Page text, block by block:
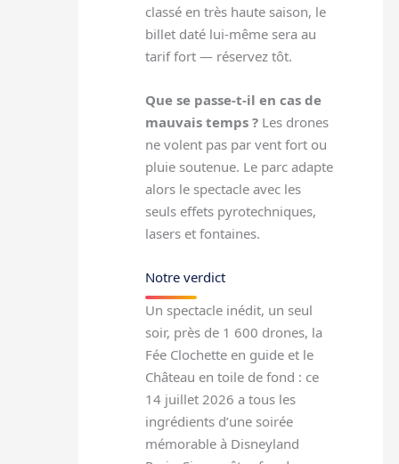
classé en très haute saison, le
billet daté lui-même sera au
tarif fort — réservez tôt.
Que se passe-t-il en cas de
mauvais temps ? Les drones
ne volent pas par vent fort ou
pluie soutenue. Le parc adapte
alors le spectacle avec les
seuls effets pyrotechniques,
lasers et fontaines.
Notre verdict
Un spectacle inédit, un seul
soir, près de 1 600 drones, la
Fée Clochette en guide et le
Château en toile de fond : ce
14 juillet 2026 a tous les
ingrédients d’une soirée
mémorable à Disneyland